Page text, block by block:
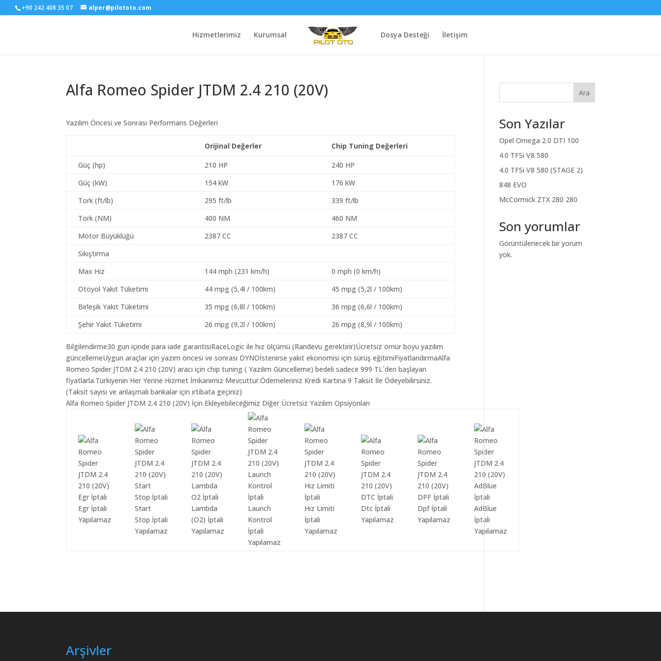
+90 242 408 35 07 alper@pilototo.com
Hizmetlerimiz Kurumsal Dosya Desteği İletişim
Alfa Romeo Spider JTDM 2.4 210 (20V)
Yazılım Öncesi ve Sonrası Performans Değerleri
Orijinal Değerler Chip Tuning Değerleri
Güç (hp) 210 HP
240 HP
Güç (kW)
154 kW
176 kW
Tork (ft/lb)
295 ft/lb
339 ft/lb
Tork (NM)
400 NM
460 NM
Motor Büyüklüğü
2387 CC
2387 CC
Sıkıştırma
Max Hız
144 mph (231 km/h)
0 mph (0 km/h)
Otoyol Yakıt Tüketimi
44 mpg (5,4l / 100km)
45 mpg (5,2l / 100km)
Birleşik Yakıt Tüketimi
35 mpg (6,8l / 100km)
36 mpg (6,6l / 100km)
Şehir Yakıt Tüketimi
26 mpg (9,2l / 100km) 26 mpg (8,9l / 100km)
Bilgilendirme30 gun içinde para iade garantisiRaceLogic ile hız ölçümü (Randevu gerektirir)Ücretsiz ömür boyu yazılım
güncellemeUygun araçlar için yazım öncesi ve sonrası DYNOİstenirse yakıt ekonomisi için sürüş eğitimiFiyatlandırmaAlfa
Romeo Spider JTDM 2.4 210 (20V) aracı için chip tuning ( Yazılım Güncelleme) bedeli sadece 999 TL`den başlayan
fiyatlarla.Türkiyenin Her Yerine Hizmet İmkanımız Mevcuttur.Ödemeleriniz Kredi Kartına 9 Taksit İle Ödeyebilirsiniz.
(Taksit sayısı ve anlaşmalı bankalar için irtibata geçiniz)
Alfa Romeo Spider JTDM 2.4 210 (20V) İçin Ekleyebileceğimiz Diğer Ücretsiz Yazılım Opsiyonları
Egr İptali
Yapılamaz
Start
Stop İptali
Yapılamaz
Lambda
(O2) İptali
Yapılamaz
Launch
Kontrol
İptali
Yapılamaz
Hız Limiti
İptali
Yapılamaz
Dtc İptali
Yapılamaz
Dpf İptali
Yapılamaz
AdBlue
İptali
Yapılamaz
Ara
Son Yazılar
Opel Omega 2.0 DTI 100
4.0 TFSi V8 580
4.0 TFSi V8 580 (STAGE 2)
848 EVO
McCormick ZTX 280 280
Son yorumlar
Görüntülenecek bir yorum
yok.
Arşivler